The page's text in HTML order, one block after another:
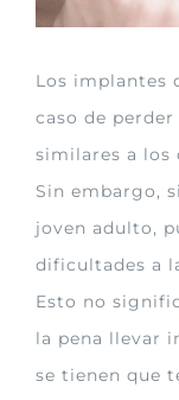
Los implantes
caso de
similares a los
Sin embargo,
joven adulto,
dificultades a
Esto no
la pena llevar
se tienen que